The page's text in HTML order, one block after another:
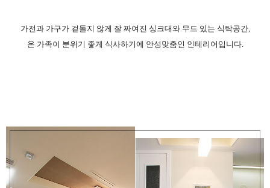
가전과 가구가 겉돌지 않게 잘 짜여진 싱크대와 무드 있는 식탁공간,
온 가족이 분위기 좋게 식사하기에 안성맞춤인 인테리어입니다.